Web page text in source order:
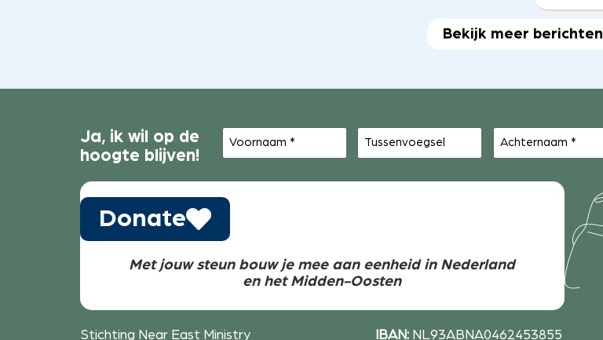
Bekijk meer berichten
Ja, ik wil op de
hoogte blijven!
Voornaam Tussenvoegsel Achternaam
Donate
Met jouw steun bouw je mee aan eenheid in Nederland
en het Midden-Oosten
Stichting Near East Ministry IBAN: NL93ABNA0462453855